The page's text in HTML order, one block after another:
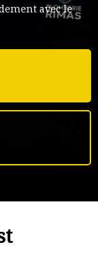
avec le